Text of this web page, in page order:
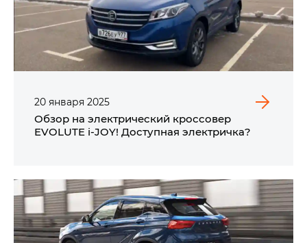
20 января 2025
Обзор на электрический кроссовер
EVOLUTE i‑JOY! Доступная электричка?